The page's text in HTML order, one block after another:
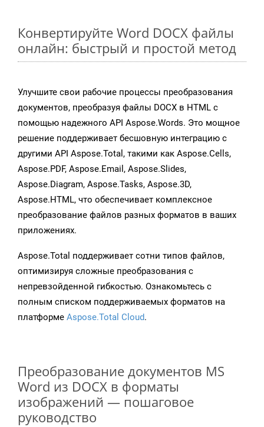
Конвертируйте Word DOCX файлы
онлайн: быстрый и простой метод
Улучшите свои рабочие процессы преобразования
документов, преобразуя файлы DOCX в HTML с
помощью надежного API Aspose.Words. Это мощное
решение поддерживает бесшовную интеграцию с
другими API Aspose.Total, такими как Aspose.Cells,
Aspose.PDF, Aspose.Email, Aspose.Slides,
Aspose.Diagram, Aspose.Tasks, Aspose.3D,
Aspose.HTML, что обеспечивает комплексное
преобразование файлов разных форматов в ваших
приложениях.
Aspose.Total поддерживает сотни типов файлов,
оптимизируя сложные преобразования с
непревзойденной гибкостью. Ознакомьтесь с
полным списком поддерживаемых форматов на
платформе Aspose.Total Cloud.
Преобразование документов MS
Word из DOCX в форматы
изображений — пошаговое
руководство